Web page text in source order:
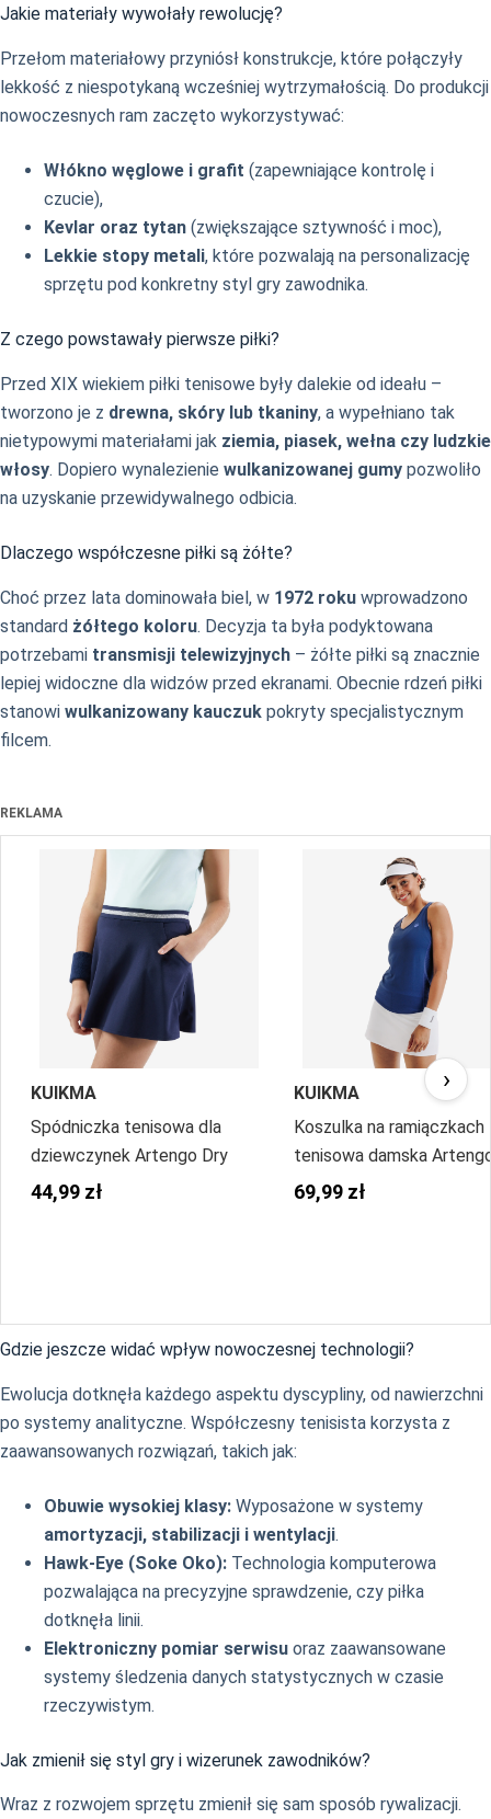
Jakie materiały wywołały rewolucję?
Przełom materiałowy przyniósł konstrukcje, które połączyły
lekkość z niespotykaną wcześniej wytrzymałością. Do produkcji
nowoczesnych ram zaczęto wykorzystywać:
Włókno węglowe i grafit (zapewniające kontrolę i
czucie),
Kevlar oraz tytan (zwiększające sztywność i moc),
Lekkie stopy metali, które pozwalają na personalizację
sprzętu pod konkretny styl gry zawodnika.
Z czego powstawały pierwsze piłki?
Przed XIX wiekiem piłki tenisowe były dalekie od ideału –
tworzono je z drewna, skóry lub tkaniny, a wypełniano tak
nietypowymi materiałami jak ziemia, piasek, wełna czy ludzkie
włosy. Dopiero wynalezienie wulkanizowanej gumy pozwoliło
na uzyskanie przewidywalnego odbicia.
Dlaczego współczesne piłki są żółte?
Choć przez lata dominowała biel, w 1972 roku wprowadzono
standard żółtego koloru. Decyzja ta była podyktowana
potrzebami transmisji telewizyjnych – żółte piłki są znacznie
lepiej widoczne dla widzów przed ekranami. Obecnie rdzeń piłki
stanowi wulkanizowany kauczuk pokryty specjalistycznym
filcem.
REKLAMA
KUIKMA
Spódniczka tenisowa dla
dziewczynek Artengo Dry
44,99 zł
KUIKMA
Koszulka na ramiączkach
tenisowa damska
Tank Dry & Light
69,99 zł
›
Gdzie jeszcze widać wpływ nowoczesnej technologii?
Ewolucja dotknęła każdego aspektu dyscypliny, od nawierzchni
po systemy analityczne. Współczesny tenisista korzysta z
zaawansowanych rozwiązań, takich jak:
Obuwie wysokiej klasy: Wyposażone w systemy
amortyzacji, stabilizacji i wentylacji.
Hawk-Eye (Soke Oko): Technologia komputerowa
pozwalająca na precyzyjne sprawdzenie, czy piłka
dotknęła linii.
Elektroniczny pomiar serwisu oraz zaawansowane
systemy śledzenia danych statystycznych w czasie
rzeczywistym.
Jak zmienił się styl gry i wizerunek zawodników?
Wraz z rozwojem sprzętu zmienił się sam sposób rywalizacji.